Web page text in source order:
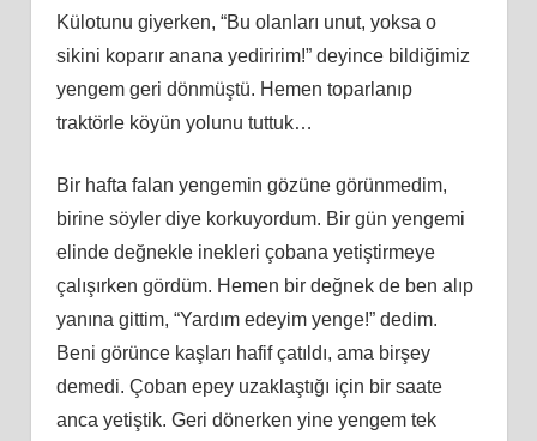
Külotunu giyerken, “Bu olanları unut, yoksa o
sikini koparır anana yediririm!” deyince bildiğimiz
yengem geri dönmüştü. Hemen toparlanıp
traktörle köyün yolunu tuttuk…
Bir hafta falan yengemin gözüne görünmedim,
birine söyler diye korkuyordum. Bir gün yengemi
elinde değnekle inekleri çobana yetiştirmeye
çalışırken gördüm. Hemen bir değnek de ben alıp
yanına gittim, “Yardım edeyim yenge!” dedim.
Beni görünce kaşları hafif çatıldı, ama birşey
demedi. Çoban epey uzaklaştığı için bir saate
anca yetiştik. Geri dönerken yine yengem tek